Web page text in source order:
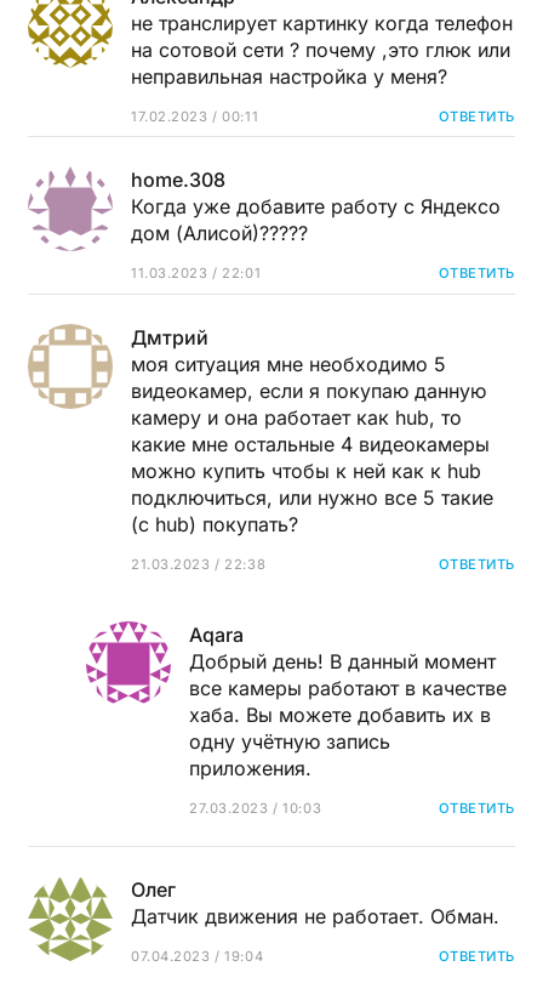
не транслирует картинку когда телефон
на сотовой сети ? почему ,это глюк или
неправильная настройка у меня?
17.02.2023 / 00:11 ОТВЕТИТЬ
home.308
Когда уже добавите работу с Яндексо
дом (Алисой)?????
11.03.2023 / 22:01 ОТВЕТИТЬ
Дмтрий
моя ситуация мне необходимо 5
видеокамер, если я покупаю данную
камеру и она работает как hub, то
какие мне остальные 4 видеокамеры
можно купить чтобы к ней как к hub
подключиться, или нужно все 5 такие
(с hub) покупать?
21.03.2023 / 22:38 ОТВЕТИТЬ
Aqara
Добрый день! В данный момент
все камеры работают в качестве
хаба. Вы можете добавить их в
одну учётную запись
приложения.
27.03.2023 / 10:03 ОТВЕТИТЬ
Олег
Датчик движения не работает. Обман.
07.04.2023 / 19:04 ОТВЕТИТЬ